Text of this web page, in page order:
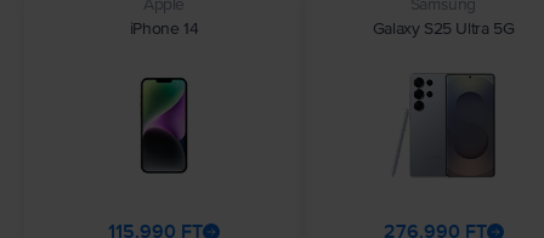
Apple
iPhone 14
115.990 FT
Samsung
Galaxy S25 Ultra 5G
276.990 FT